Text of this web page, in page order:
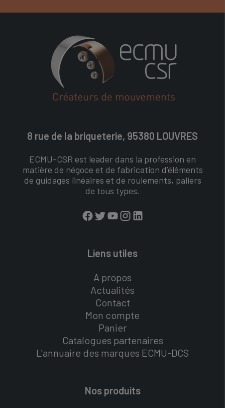
8 rue de la briqueterie, 95380 LOUVRES
ECMU-CSR est leader dans la profession en
matière de négoce et de fabrication d’éléments
de guidages linéaires et de roulements, paliers
de tous types.
Liens utiles
A propos
Actualités
Contact
Mon compte
Panier
Catalogues partenaires
L'annuaire des marques ECMU-DCS
Nos produits